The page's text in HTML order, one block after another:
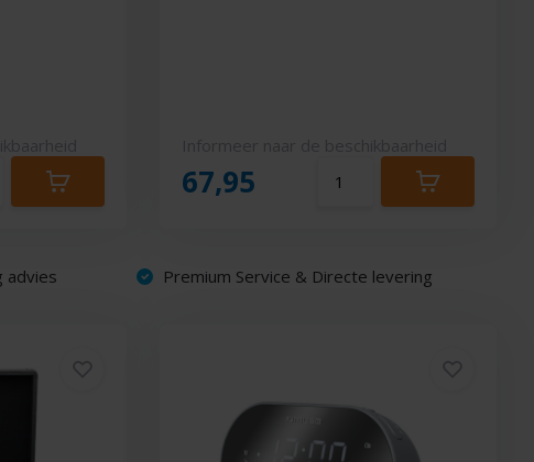
67,95
advies Premium Service & Directe levering